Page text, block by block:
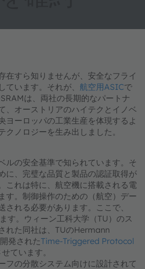
在すら知りませんが、安全なフライ
ています。それが、 航空用ASICで
は、両社の長期的なパートナ
、オーストリアのハイテクとイノベ
ヨーロッパの工業生産を体現するよ
クノロジーを生み出しました。
ルの安全基準で知られています。そ
に、完璧な品質と製品の認証取得が
これは特に、航空機に搭載される電
す。制御操作のための（航空）デー
される必要があります。ここで、
す。ウィーン工科大学（TU）のス
れた同社は、TUのHermann
発されたTime-Triggered Protocol
ています。
フの分散システム向けに設計されて